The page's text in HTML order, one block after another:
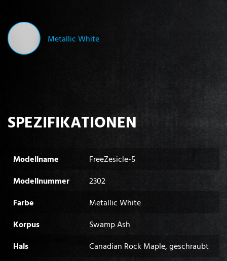
Metallic White
SPEZIFIKATIONEN
Modellname
FreeZesicle-5
Modellnummer
2302
Farbe
Metallic White
Korpus
Swamp Ash
Hals
Canadian Rock Maple, geschraubt